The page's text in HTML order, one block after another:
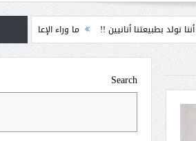
أنانيين !! ما وراء الإعاقة الأمن
Search